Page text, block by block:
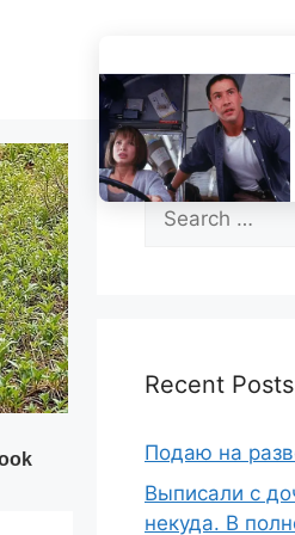
Search
for:
Recent Posts
Подаю на
Выписали с
некуда. В